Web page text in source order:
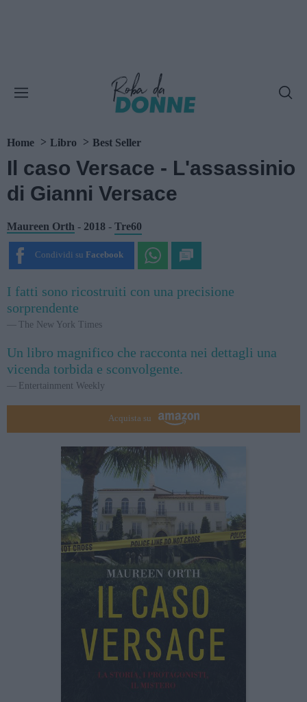
Home Libro Best Seller
Il caso Versace - L'assassinio
di Gianni Versace
Maureen Orth - 2018 - Tre60
Condividi su Facebook
I fatti sono ricostruiti con una precisione
sorprendente
The New York Times
Un libro magnifico che racconta nei dettagli una
vicenda torbida e sconvolgente.
Entertainment Weekly
Acquista su